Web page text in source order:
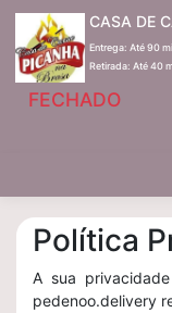
CASA DE
Entrega: Até 90
Retirada: Até 40
FECHADO
Política
A sua
pedenoo.delivery